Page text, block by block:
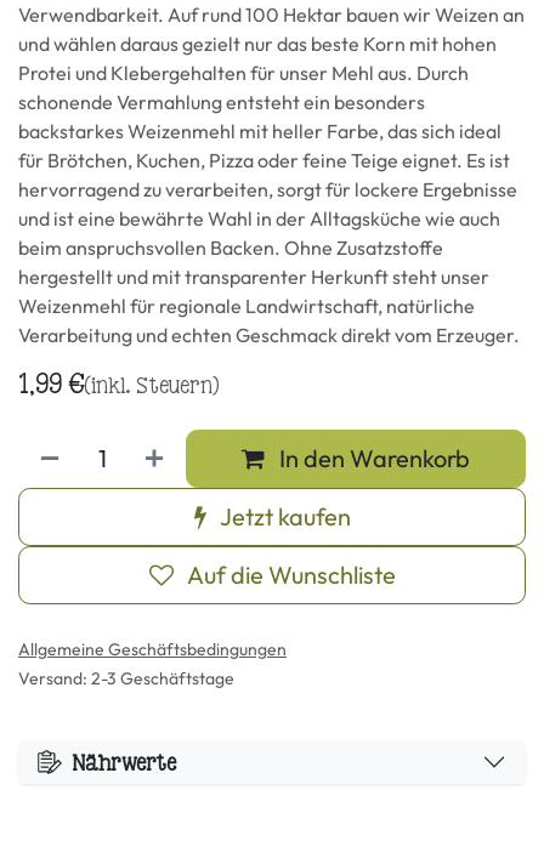
Verwendbarkeit. Auf rund 100 Hektar bauen wir Weizen an
und wählen daraus gezielt nur das beste Korn mit hohen
Protei und Klebergehalten für unser Mehl aus. Durch
schonende Vermahlung entsteht ein besonders
backstarkes Weizenmehl mit heller Farbe, das sich ideal
für Brötchen, Kuchen, Pizza oder feine Teige eignet. Es ist
hervorragend zu verarbeiten, sorgt für lockere Ergebnisse
und ist eine bewährte Wahl in der Alltagsküche wie auch
beim anspruchsvollen Backen. Ohne Zusatzstoffe
hergestellt und mit transparenter Herkunft steht unser
Weizenmehl für regionale Landwirtschaft, natürliche
Verarbeitung und echten Geschmack direkt vom Erzeuger.
1,99€(inkl. Steuern)
In den Warenkorb
Jetzt kaufen
Auf die Wunschliste
Allgemeine Geschäftsbedingungen
Versand: 2-3 Geschäftstage
Nährwerte